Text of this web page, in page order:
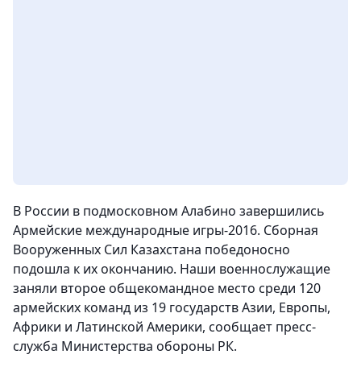
В России в подмосковном Алабино завершились
Армейские международные игры-2016. Сборная
Вооруженных Сил Казахстана победоносно
подошла к их окончанию. Наши военнослужащие
заняли второе общекомандное место среди 120
армейских команд из 19 государств Азии, Европы,
Африки и Латинской Америки, сообщает пресс-
служба Министерства обороны РК.